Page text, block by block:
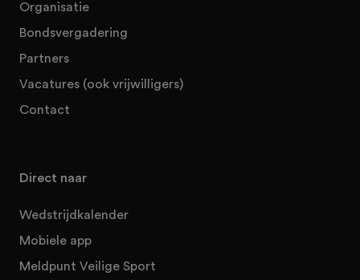
Organisatie
Bondsvergadering
Partners
Vacatures (ook vrijwilligers)
Contact
Direct naar
Wedstrijdkalender
Mobiele app
Meldpunt Veilige Sport